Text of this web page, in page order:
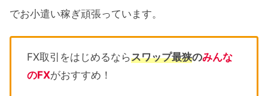
でお小遣い稼ぎ頑張っています。
FX取引をはじめるならスワップ最狭のみんな
のFXがおすすめ！